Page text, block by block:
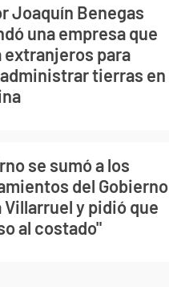
Joaquín Benegas
una empresa que
extranjeros para
tierras en
se sumó a los
del Gobierno
y pidió que
al costado"